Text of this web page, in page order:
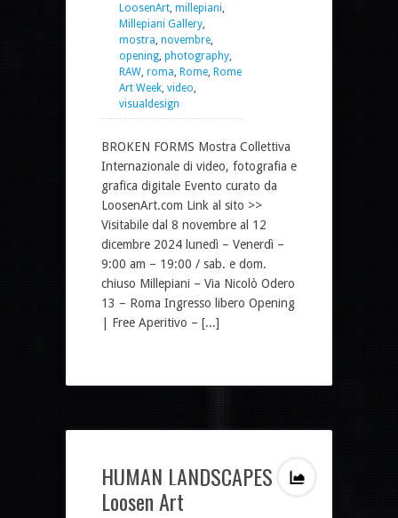
LoosenArt, millepiani,
Millepiani Gallery,
mostra, novembre,
opening, photography,
RAW, roma, Rome, Rome
Art Week, video,
visualdesign
BROKEN FORMS Mostra Collettiva
Internazionale di video, fotografia e
grafica digitale Evento curato da
LoosenArt.com Link al sito >>
Visitabile dal 8 novembre al 12
dicembre 2024 lunedì – Venerdì –
9:00 am – 19:00 / sab. e dom.
chiuso Millepiani – Via Nicolò Odero
13 – Roma Ingresso libero Opening
| Free Aperitivo – [...]
HUMAN LANDSCAPES –
Loosen Art